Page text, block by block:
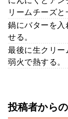
リームチーズと
鍋にバターを入
せる。
最後に生クリ
弱火で熱する。
投稿者から